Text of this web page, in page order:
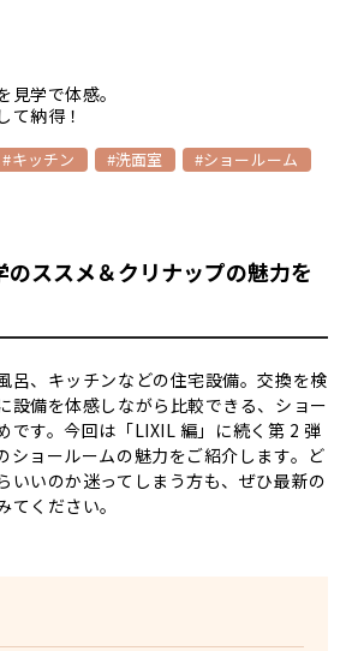
学で体感。
て納得！
#キッチン #洗面室 #ショールーム
のススメ＆クリナップの魅力を
呂、キッチンなどの住宅設備。交換を検
設備を体感しながら比較できる、ショー
です。今回は「LIXIL 編」に続く第 2 弾
ショールームの魅力をご紹介します。ど
いいのか迷ってしまう方も、ぜひ最新の
ください。